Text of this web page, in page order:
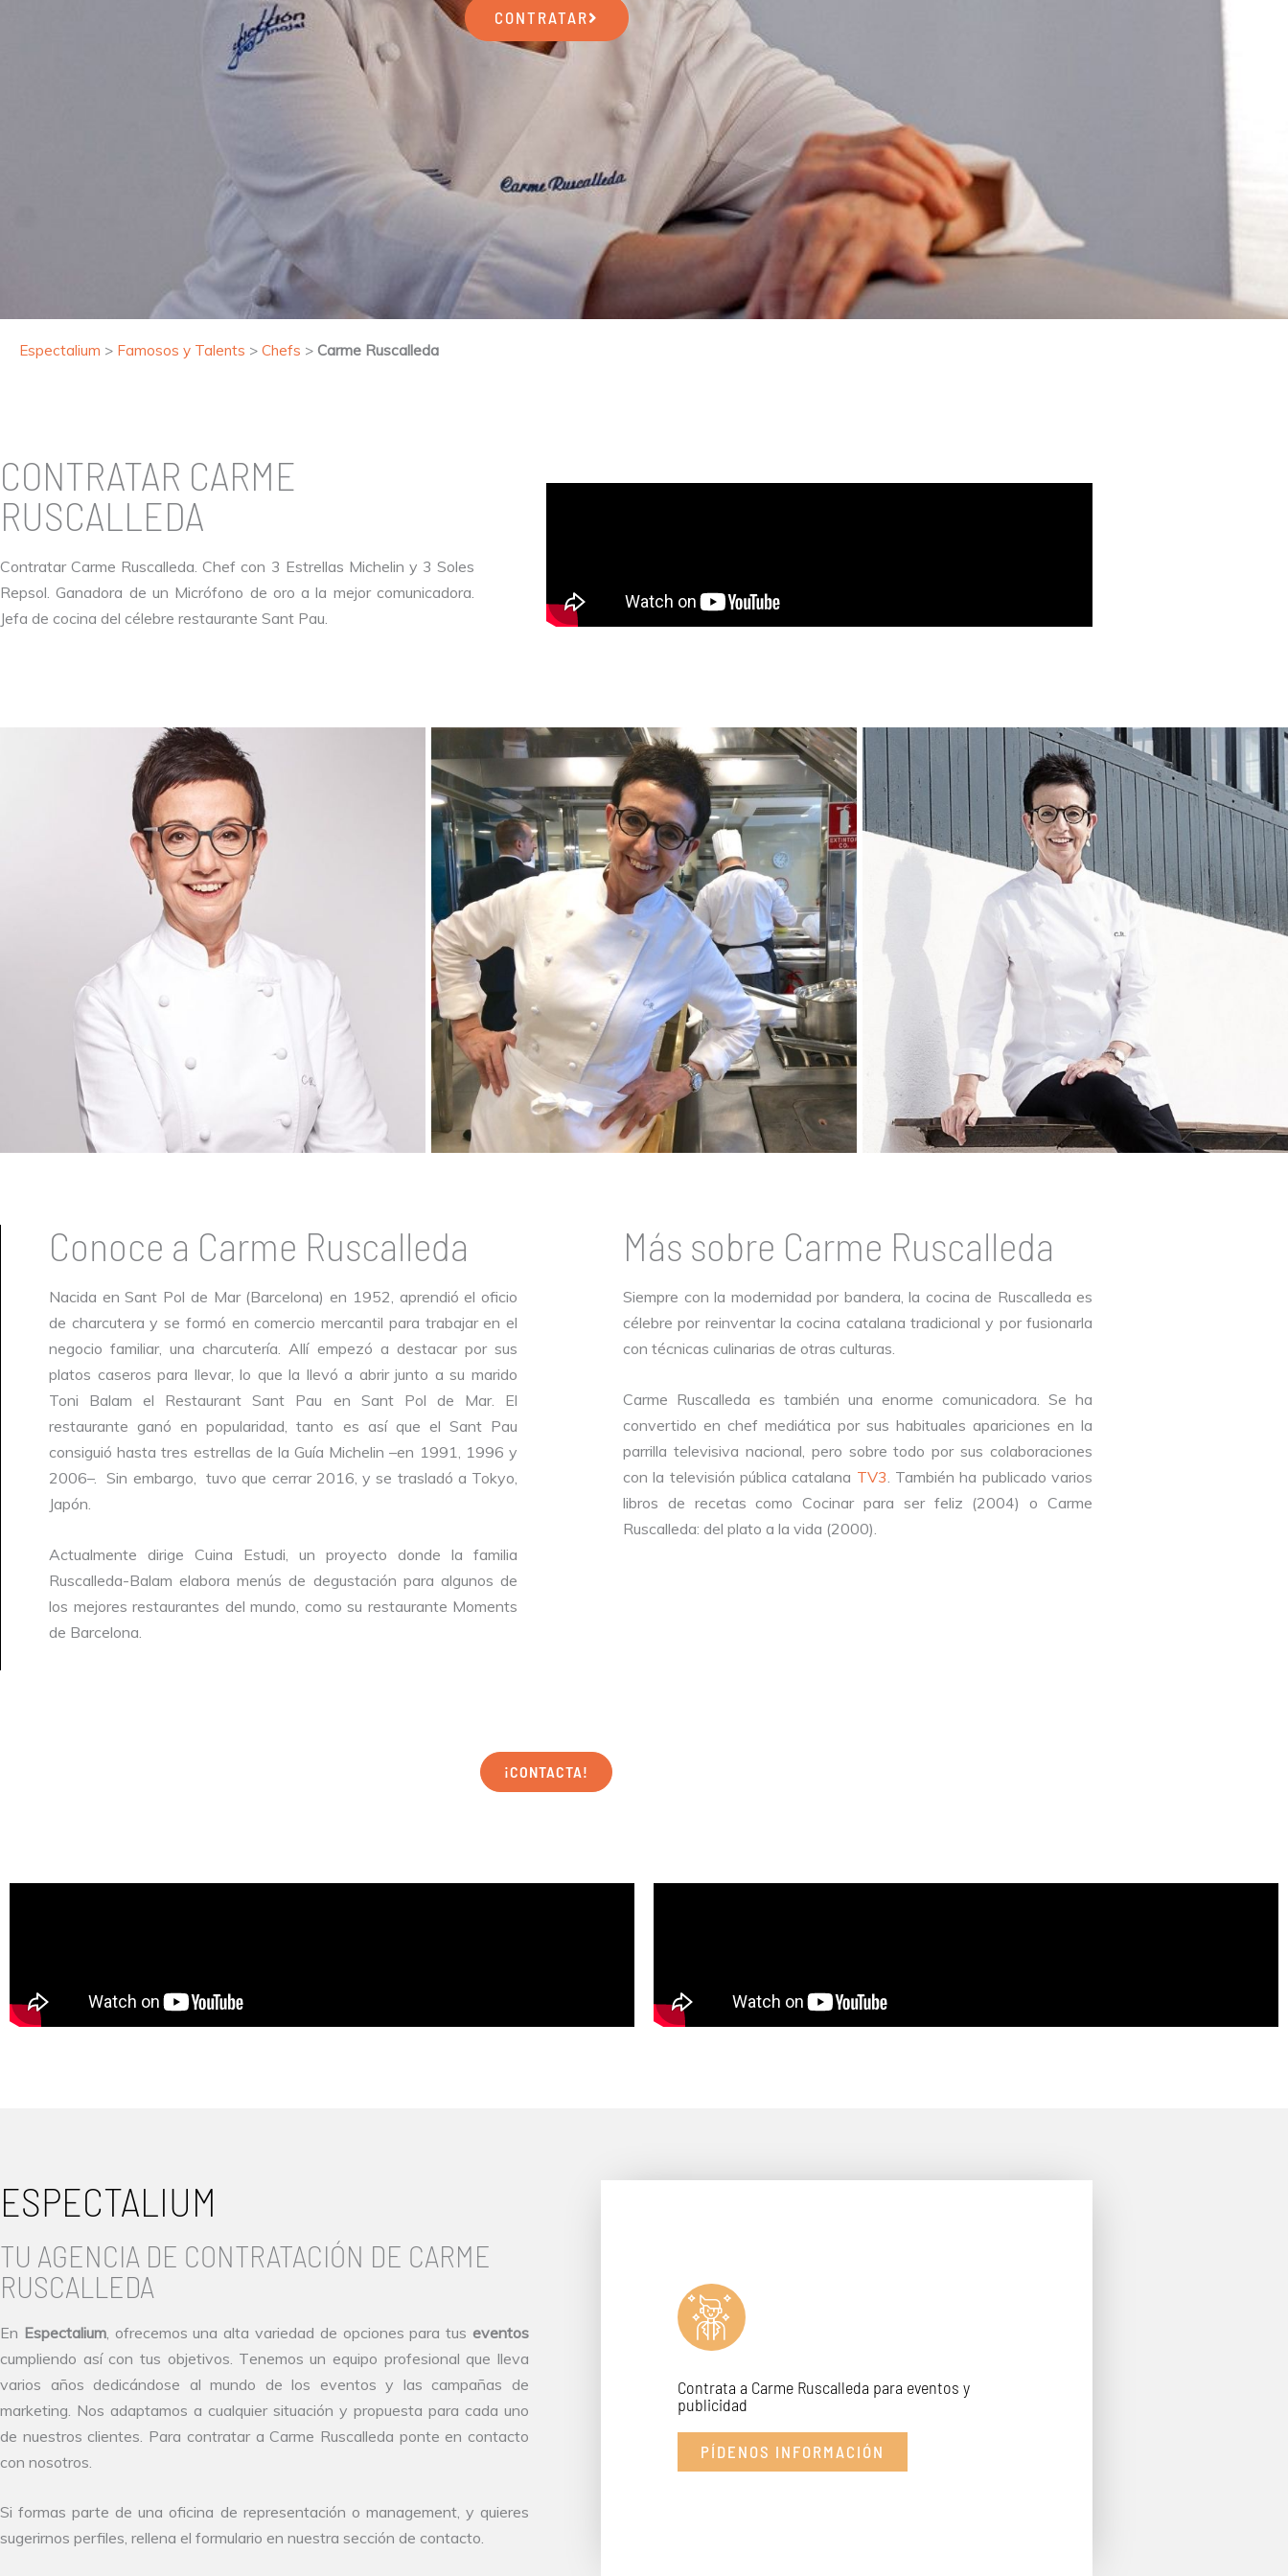
CONTRATAR
Espectalium > Famosos y Talents > Chefs > Carme Ruscalleda
CONTRATAR CARME
RUSCALLEDA
Contratar Carme Ruscalleda. Chef con 3 Estrellas Michelin y 3 Soles
Repsol. Ganadora de un Micrófono de oro a la mejor comunicadora.
Jefa de cocina del célebre restaurante Sant Pau.
Conoce a Carme Ruscalleda
Nacida en Sant Pol de Mar (Barcelona) en 1952, aprendió el oficio
de charcutera y se formó en comercio mercantil para trabajar en el
negocio familiar, una charcutería. Allí empezó a destacar por sus
platos caseros para llevar, lo que la llevó a abrir junto a su marido
Toni Balam el Restaurant Sant Pau en Sant Pol de Mar. El
restaurante ganó en popularidad, tanto es así que el Sant Pau
consiguió hasta tres estrellas de la Guía Michelin –en 1991, 1996 y
2006–. Sin embargo, tuvo que cerrar 2016, y se trasladó a Tokyo,
Japón.
Actualmente dirige Cuina Estudi, un proyecto donde la familia
Ruscalleda-Balam elabora menús de degustación para algunos de
los mejores restaurantes del mundo, como su restaurante Moments
de Barcelona.
Más sobre Carme Ruscalleda
Siempre con la modernidad por bandera, la cocina de Ruscalleda es
célebre por reinventar la cocina catalana tradicional y por fusionarla
con técnicas culinarias de otras culturas.
Carme Ruscalleda es también una enorme comunicadora. Se ha
convertido en chef mediática por sus habituales apariciones en la
parrilla televisiva nacional, pero sobre todo por sus colaboraciones
con la televisión pública catalana TV3 . También ha publicado varios
libros de recetas como Cocinar para ser feliz (2004) o Carme
Ruscalleda: del plato a la vida (2000).
¡CONTACTA!
ESPECTALIUM
TU AGENCIA DE CONTRATACIÓN DE CARME
RUSCALLEDA
En Espectalium, ofrecemos una alta variedad de opciones para tuseventos
cumpliendo así con tus objetivos. Tenemos un equipo profesional que lleva
varios años dedicándose al mundo de los eventos y las campañas de
marketing. Nos adaptamos a cualquier situación y propuesta para cada uno
de nuestros clientes. Para contratar a Carme Ruscalleda ponte en contacto
con nosotros.
Si formas parte de una oficina de representación o management, y quieres
sugerirnos perfiles, rellena el formulario en nuestra sección de contacto.
Contrata a Carme Ruscalleda para eventos y
publicidad
PÍDENOS INFORMACIÓN